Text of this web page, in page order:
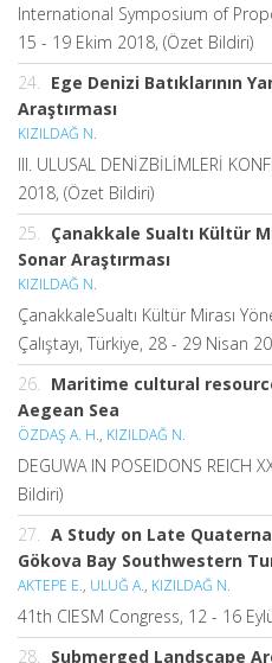
International Symposium of
15 - 19 Ekim 2018, (Özet Bildiri)
24. Ege Denizi Batıklarının
Araştırması
KIZILDAĞ N.
III. ULUSAL DENİZBİLİMLERİ
2018, (Özet Bildiri)
25. Çanakkale Sualtı Kültür
Sonar Araştırması
KIZILDAĞ N.
ÇanakkaleSualtı Kültür Mirası
Çalıştayı, Türkiye, 28 - 29 Nisan
26. Maritime cultural
Aegean Sea
ÖZDAŞ A. H., KIZILDAĞ N.
DEGUWA IN POSEIDONS REICH
Bildiri)
27. A Study on Late
Gökova Bay Southwestern
AKTEPE E., ULUĞ A., KIZILDAĞ N.
41th CIESM Congress, 12 - 16
28. Submerged Landscape